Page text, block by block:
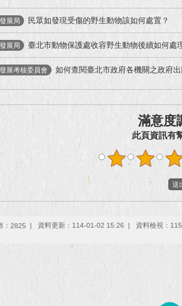
展局 民眾如發現受傷的野生動物該如何處置？
展局 臺北市動物保護處收容野生動物後續如何處
展考核委員會 如何查閱臺北市政府各機關之政府
滿意度
此頁資訊有
2825 資料更新：114-01-02 15:26 資料檢視：